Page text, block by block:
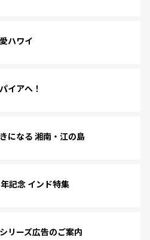
ハワイ
イアへ！
になる 湘南・江の島
記念 インド特集
リーズ広告のご案内